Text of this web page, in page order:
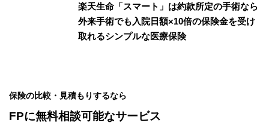
楽天生命「スマート」は約款所定の手術なら
外来手術でも入院日額×10倍の保険金を受け
取れるシンプルな医療保険
保険の比較・見積もりするなら
FPに無料相談可能なサービス